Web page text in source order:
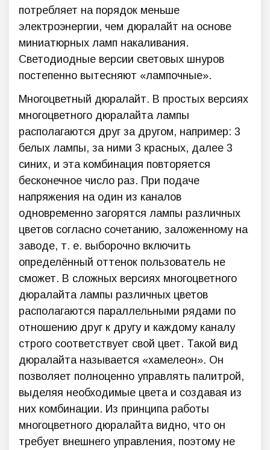
потребляет на порядок меньше
электроэнергии, чем дюралайт на основе
миниатюрных ламп накаливания.
Светодиодные версии световых шнуров
постепенно вытесняют «лампочные».
Многоцветный дюралайт. В простых версиях
многоцветного дюралайта лампы
располагаются друг за другом, например: 3
белых лампы, за ними 3 красных, далее 3
синих, и эта комбинация повторяется
бесконечное число раз. При подаче
напряжения на один из каналов
одновременно загорятся лампы различных
цветов согласно сочетанию, заложенному на
заводе, т. е. выборочно включить
определённый оттенок пользователь не
сможет. В сложных версиях многоцветного
дюралайта лампы различных цветов
располагаются параллельными рядами по
отношению друг к другу и каждому каналу
строго соответствует свой цвет. Такой вид
дюралайта называется «хамелеон». Он
позволяет полноценно управлять палитрой,
выделяя необходимые цвета и создавая из
них комбинации. Из принципа работы
многоцветного дюралайта видно, что он
требует внешнего управления, поэтому не